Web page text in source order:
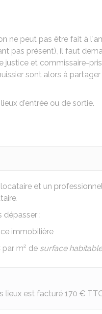
ne peut pas être fait à
pas présent), il faut
justice et commissaire-
sont alors à
d'entrée ou de sortie.
et un
dépasser :
immobilière
par m² de surface habitable
lieux est facturé 170 €